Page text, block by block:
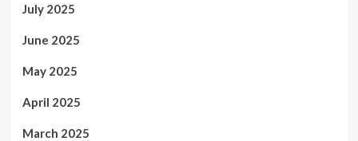
July 2025
June 2025
May 2025
April 2025
March 2025